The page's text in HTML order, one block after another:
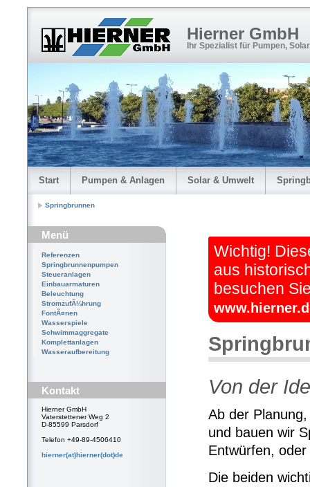
Hierner GmbH
Ihr Spezialist für Pumpen,
Start Pumpen & Anlagen Solar & Umwelt
Springbrunnen
Menü
Referenzen
Springbrunnenpumpen
Steueranlagen
Einbauarmaturen
Beleuchtung
StromzufÃ¼hrung
FontÃ¤nen
Wasserspiele
Schwimmaggregate
Komplettanlagen
Wasseraufbereitung
Kontakt
Hierner GmbH
Vaterstettener Weg 2
D-85599 Parsdorf
Telefon +49-89-4506410
hierner(at)hierner(dot)de
Wichtig!
aus
besuchen
Von der
Ab der
und bauen wir
Entwürfen,
Die beiden